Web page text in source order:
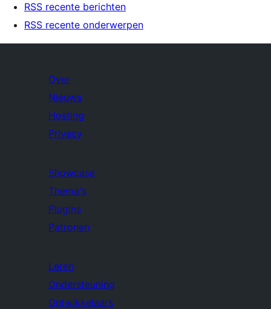
RSS recente berichten
RSS recente onderwerpen
Over
Nieuws
Hosting
Privacy
Showcase
Thema's
Plugins
Patronen
Leren
Ondersteuning
Ontwikkelaars